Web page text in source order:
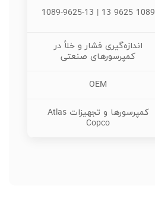
1089 9625 13 | 1089-9625-13
اندازه‌گیری فشار و خلأ در
کمپرسورهای صنعتی
OEM
کمپرسورها و تجهیزات Atlas
Copco